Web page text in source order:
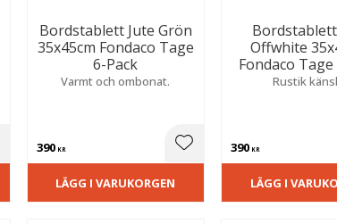
till i favoriter
Bordstablett Jute Grön
35x45cm Fondaco Tage
6-Pack
Varmt och ombonat.
390KR Lägg till i favoriter
LÄGG I VARUKORGEN
Offwhite
Fondaco Tage
Rustik
390KR
LÄGG I